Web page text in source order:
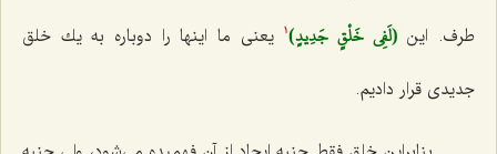
طرف. این‌ (لَفِي خَلْقٍ جَدِيدٍ)1
یعنی ما اینها را دوباره به یك خلق
جدیدی قرار دادیم.